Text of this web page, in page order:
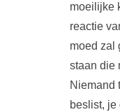
moeilijke
reactie
moed zal
staan die
Niemand
beslist, je